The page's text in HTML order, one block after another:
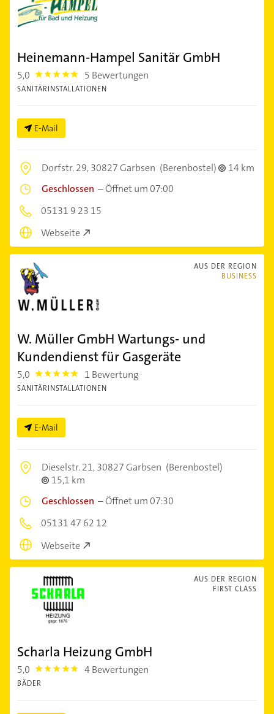
Heinemann-Hampel Sanitär GmbH
5,0 5.0 5 Bewertungen
SANITÄRINSTALLATIONEN
E-Mail
Dorfstr. 29,30827 Garbsen (Berenbostel)
14 km
Geschlossen –Öffnet um 07:00
05131 9 23 15
Webseite
AUS DER REGION
BUSINESS
W. Müller GmbH Wartungs- und
Kundendienst für Gasgeräte
5,0 5.0 1 Bewertung
SANITÄRINSTALLATIONEN
E-Mail
Dieselstr. 21,30827 Garbsen (Berenbostel)
15,1 km
Geschlossen –Öffnet um 07:30
05131 47 62 12
Webseite
AUS DER REGION
FIRST CLASS
Scharla Heizung GmbH
5,0 5.0 4 Bewertungen
BÄDER